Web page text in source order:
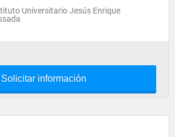
Universitario Jesús Enrique
Solicitar información